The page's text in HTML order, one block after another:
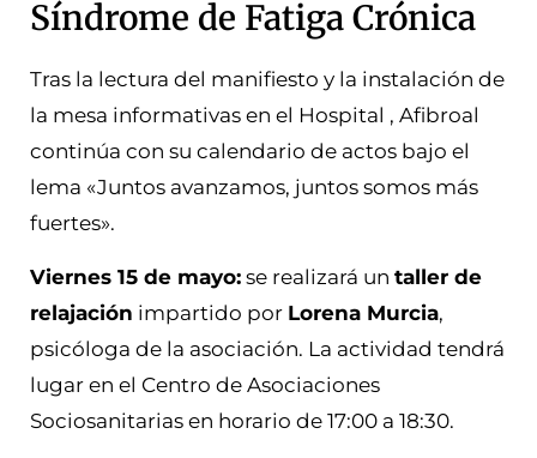
Síndrome de Fatiga Crónica
Tras la lectura del manifiesto y la instalación de
la mesa informativas en el Hospital , Afibroal
continúa con su calendario de actos bajo el
lema «Juntos avanzamos, juntos somos más
fuertes».
Viernes 15 de mayo: se realizará un taller de
relajación impartido por Lorena Murcia,
psicóloga de la asociación. La actividad tendrá
lugar en el Centro de Asociaciones
Sociosanitarias en horario de 17:00 a 18:30.